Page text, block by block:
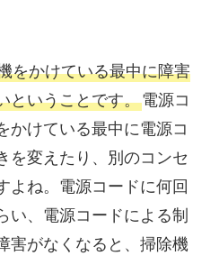
をかけている最中に障害
ということです。電源コ
かけている最中に電源コ
を変えたり、別のコンセ
よね。電源コードに何回
い、電源コードによる制
害がなくなると、掃除機